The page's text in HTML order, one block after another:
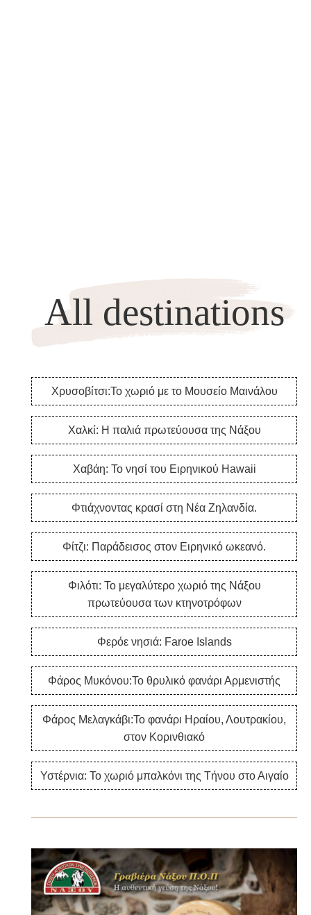
All destinations
Χρυσοβίτσι:Το χωριό με το Μουσείο Μαινάλου
Χαλκί: Η παλιά πρωτεύουσα της Νάξου
Χαβάη: Το νησί του Ειρηνικού Hawaii
Φτιάχνοντας κρασί στη Νέα Ζηλανδία.
Φίτζι: Παράδεισος στον Ειρηνικό ωκεανό.
Φιλότι: Το μεγαλύτερο χωριό της Νάξου
πρωτεύουσα των κτηνοτρόφων
Φερόε νησιά: Faroe Islands
Φάρος Μυκόνου:Το θρυλικό φανάρι Αρμενιστής
Φάρος Μελαγκάβι:Το φανάρι Ηραίου, Λουτρακίου,
στον Κορινθιακό
Υστέρνια: Το χωριό μπαλκόνι της Τήνου στο Αιγαίο